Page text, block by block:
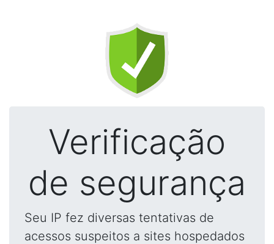
Verificação
de segurança
Seu IP fez diversas tentativas de
acessos suspeitos a sites hospedados